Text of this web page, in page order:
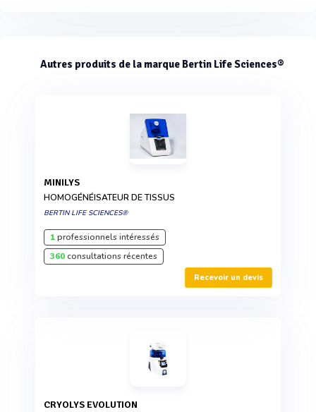
Autres produits de la marque Bertin Life Sciences®
MINILYS
HOMOGÉNÉISATEUR DE TISSUS
BERTIN LIFE SCIENCES®
1professionnels intéressés
360consultations récentes
Recevoir un devis
CRYOLYS EVOLUTION